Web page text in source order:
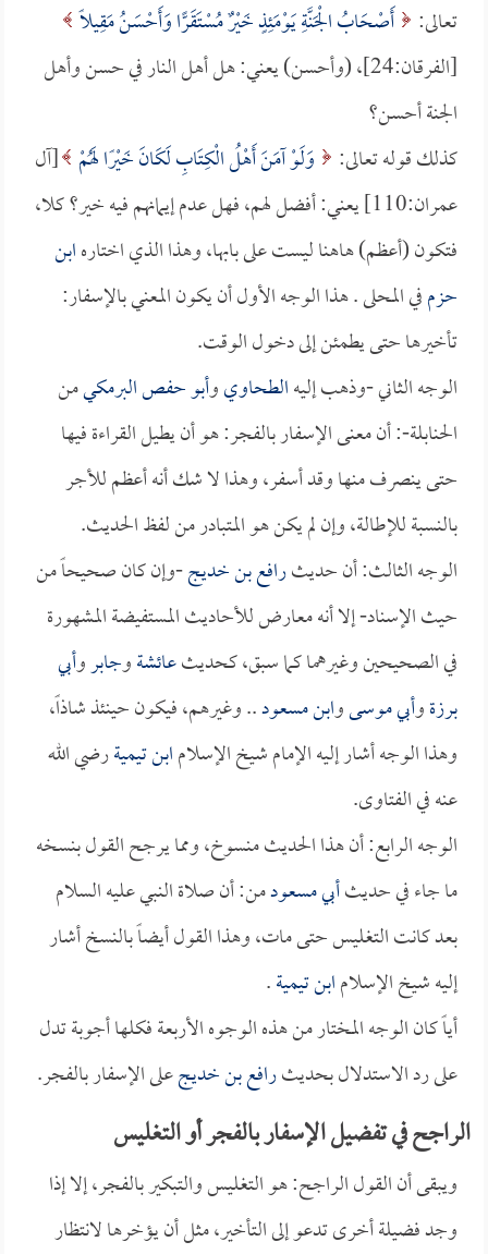
تعالى: أَصْحَابُ الْجَنَّةِ يَوْمَئِذٍ خَيْرٌ مُسْتَقَرًّا وَأَحْسَنُ مَقِيلًا
[الفرقان:24]، (وأحسن) يعني: هل أهل النار في حسن وأهل
الجنة أحسن؟
كذلك قوله تعالى:
وَلَوْ آمَنَ أَهْلُ الْكِتَابِ لَكَانَ خَيْرًا لَهُمْ [آل
عمران:110] يعني: أفضل لهم، فهل عدم إيمانهم فيه خير؟ كلا،
فتكون (أعظم) هاهنا ليست على بابها، وهذا الذي اختارهابن
حزمفي المحلى . هذا الوجه الأول أن يكون المعني بالإسفار:
تأخيرها حتى يطمئن إلى دخول الوقت.
الوجه الثاني -وذهب إليهالطحاويوأبو حفص البرمكيمن
الحنابلة-: أن معنى الإسفار بالفجر: هو أن يطيل القراءة فيها
حتى ينصرف منها وقد أسفر، وهذا لا شك أنه أعظم للأجر
بالنسبة للإطالة، وإن لم يكن هو المتبادر من لفظ الحديث.
الوجه الثالث: أن حديثرافع بن خديج-وإن كان صحيحاً من
حيث الإسناد- إلا أنه معارض للأحاديث المستفيضة المشهورة
في الصحيحين وغيرهما كما سبق، كحديثعائشةوجابروأبي
برزةوأبي موسىوابن مسعود.. وغيرهم، فيكون حينئذ شاذاً،
وهذا الوجه أشار إليه الإمام شيخ الإسلامابن تيميةرضي الله
عنه في الفتاوى.
الوجه الرابع: أن هذا الحديث منسوخ، ومما يرجح القول بنسخه
ما جاء في حديثأبي مسعودمن: أن صلاة النبي عليه السلام
بعد كانت التغليس حتى مات، وهذا القول أيضاً بالنسخ أشار
إليه شيخ الإسلامابن تيمية.
أياً كان الوجه المختار من هذه الوجوه الأربعة فكلها أجوبة تدل
على رد الاستدلال بحديثرافع بن خديجعلى الإسفار بالفجر.
الراجح في تفضيل الإسفار بالفجر أو التغليس
ويبقى أن القول الراجح: هو التغليس والتبكير بالفجر، إلا إذا
وجد فضيلة أخرى تدعو إلى التأخير، مثل أن يؤخرها لانتظار